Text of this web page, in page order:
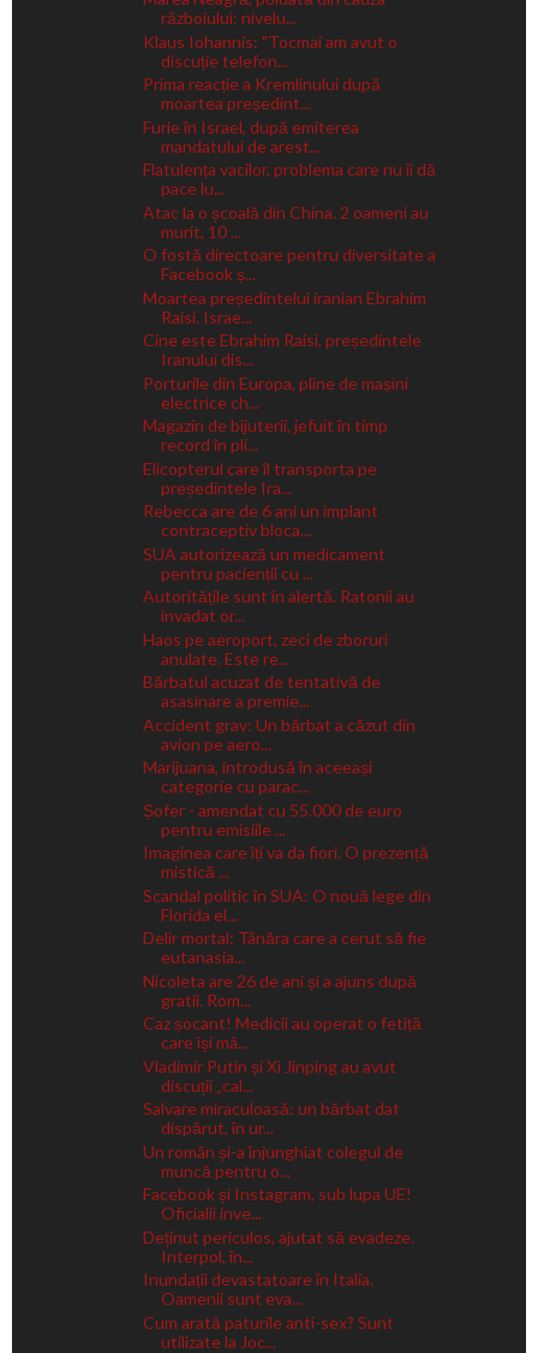
războiului: nivelu...
Klaus Iohannis: "Tocmai am avut o
discuție telefon...
Prima reacție a Kremlinului după
moartea președint...
Furie în Israel, după emiterea
mandatului de arest...
Flatulența vacilor, problema care nu îi dă
pace lu...
Atac la o școală din China. 2 oameni au
murit, 10 ...
O fostă directoare pentru diversitate a
Facebook ș...
Moartea președintelui iranian Ebrahim
Raisi. Israe...
Cine este Ebrahim Raisi, președintele
Iranului dis...
Porturile din Europa, pline de mașini
electrice ch...
Magazin de bijuterii, jefuit în timp
record în pli...
Elicopterul care îl transporta pe
președintele Ira...
Rebecca are de 6 ani un implant
contraceptiv bloca...
SUA autorizează un medicament
pentru pacienții cu ...
Autoritățile sunt în alertă. Ratonii au
invadat or...
Haos pe aeroport, zeci de zboruri
anulate. Este re...
Bărbatul acuzat de tentativă de
asasinare a premie...
Accident grav: Un bărbat a căzut din
avion pe aero...
Marijuana, introdusă în aceeași
categorie cu parac...
Șofer - amendat cu 55.000 de euro
pentru emisiile ...
Imaginea care îți va da fiori. O prezență
mistică ...
Scandal politic în SUA: O nouă lege din
Florida el...
Delir mortal: Tânăra care a cerut să fie
eutanasia...
Nicoleta are 26 de ani și a ajuns după
gratii. Rom...
Caz șocant! Medicii au operat o fetiță
care își mâ...
Vladimir Putin și Xi Jinping au avut
discuții „cal...
Salvare miraculoasă: un bărbat dat
dispărut, în ur...
Un român și-a înjunghiat colegul de
muncă pentru o...
Facebook și Instagram, sub lupa UE!
Oficialii inve...
Deținut periculos, ajutat să evadeze.
Interpol, în...
Inundații devastatoare în Italia.
Oamenii sunt eva...
Cum arată paturile anti-sex? Sunt
utilizate la Joc...